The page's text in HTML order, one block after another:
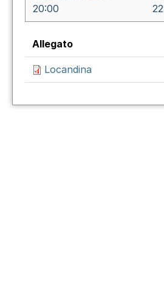
20:00
Allegato
Locandina